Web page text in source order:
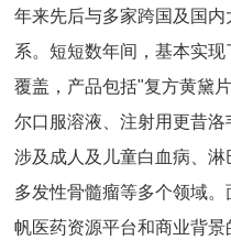
年来先后与多家跨国及国
系。短短数年间，基本实
覆盖，产品包括"复方黄黛
尔口服溶液、注射用更昔
涉及成人及儿童白血病、
多发性骨髓瘤等多个领域
帆医药资源平台和商业背